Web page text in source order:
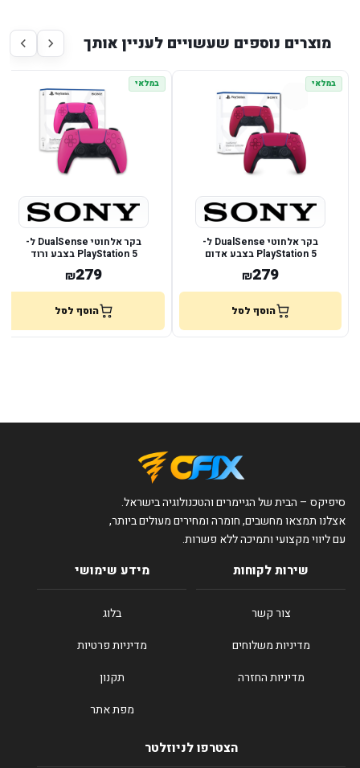
מוצרים נוספים שעשויים לעניין אותך
במלאי
בקר אלחוטי DualSense ל-
PlayStation 5 בצבע אדום
₪279
הוסף לסל
במלאי
בקר אלחוטי DualSense ל-
PlayStation 5 בצבע ורוד
₪279
הוסף לסל
סיפיקס – הבית של הגיימרים והטכנולוגיה בישראל.
אצלנו תמצאו מחשבים, חומרה ומחירים מעולים ביותר,
עם ליווי מקצועי ותמיכה ללא פשרות.
שירות לקוחות
צור קשר
מדיניות משלוחים
מדיניות החזרה
מידע שימושי
בלוג
מדיניות פרטיות
תקנון
מפת אתר
הצטרפו לניוזלטר